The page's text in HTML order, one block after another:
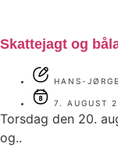
Skattejagt og
HANS-
7. AUGUST
Torsdag den 20.
og..